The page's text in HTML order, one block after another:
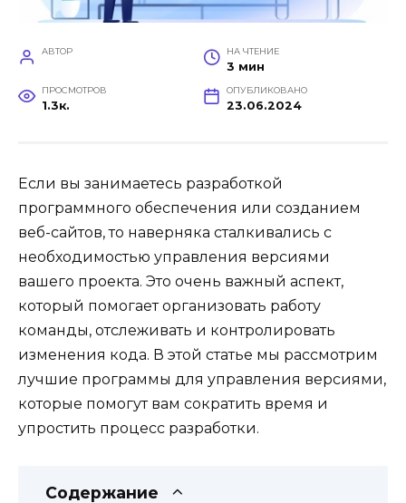
АВТОР НА ЧТЕНИЕ
3 мин
ПРОСМОТРОВ
1.3к.
ОПУБЛИКОВАНО
23.06.2024
Если вы занимаетесь разработкой
программного обеспечения или созданием
веб-сайтов, то наверняка сталкивались с
необходимостью управления версиями
вашего проекта. Это очень важный аспект,
который помогает организовать работу
команды, отслеживать и контролировать
изменения кода. В этой статье мы рассмотрим
лучшие программы для управления версиями,
которые помогут вам сократить время и
упростить процесс разработки.
Содержание